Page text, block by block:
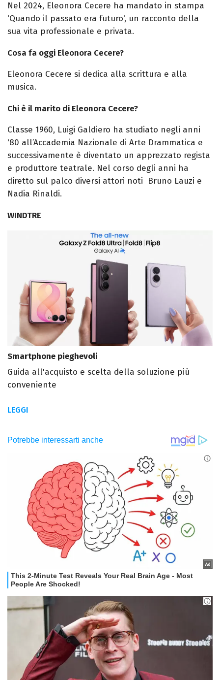
Nel 2024, Eleonora Cecere ha mandato in stampa
'Quando il passato era futuro', un racconto della
sua vita professionale e privata.
Cosa fa oggi Eleonora Cecere?
Eleonora Cecere si dedica alla scrittura e alla
musica.
Chi è il marito di Eleonora Cecere?
Classe 1960, Luigi Galdiero ha studiato negli anni
'80 all’Accademia Nazionale di Arte Drammatica e
successivamente è diventato un apprezzato regista
e produttore teatrale. Nel corso degli anni ha
diretto sul palco diversi attori noti Bruno Lauzi e
Nadia Rinaldi.
WINDTRE
Smartphone pieghevoli
Guida all'acquisto e scelta della soluzione più
conveniente
LEGGI